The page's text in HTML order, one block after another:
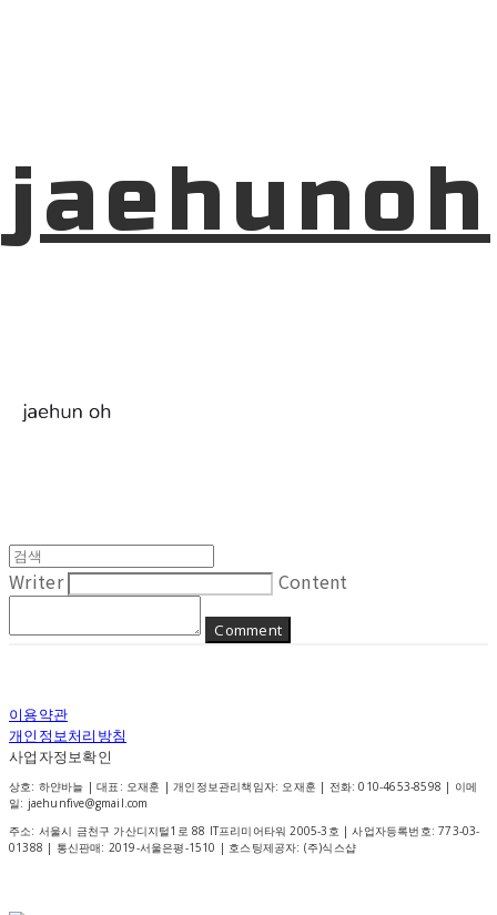
jaehunoh
Writer Content
Comment
이용약관
개인정보처리방침
사업자정보확인
상호: 하얀바늘 | 대표: 오재훈 | 개인정보관리책임자: 오재훈 | 전화: 010-4653-8598 | 이메
일: jaehunfive@gmail.com
주소: 서울시 금천구 가산디지털1로 88 IT프리미어타워 2005-3호 | 사업자등록번호:773-03-
01388 | 통신판매: 2019-서울은평-1510 | 호스팅제공자: (주)식스샵